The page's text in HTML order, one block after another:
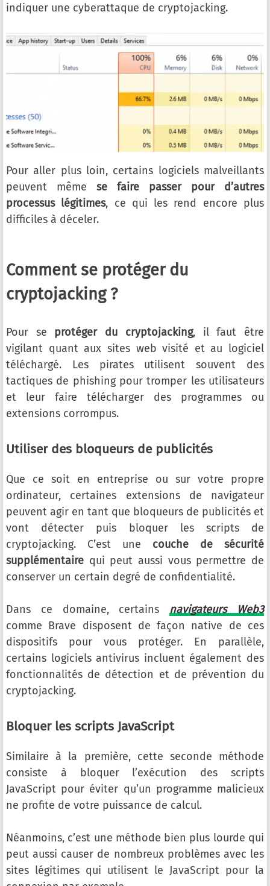
indiquer une cyberattaque de cryptojacking.
Pour aller plus loin, certains logiciels malveillants
peuvent même se faire passer pour d’autres
processus légitimes, ce qui les rend encore plus
difficiles à déceler.
Comment se protéger du
cryptojacking ?
Pour se protéger du cryptojacking, il faut être
vigilant quant aux sites web visité et au logiciel
téléchargé. Les pirates utilisent souvent des
tactiques de phishing pour tromper les utilisateurs
et leur faire télécharger des programmes ou
extensions corrompus.
Utiliser des bloqueurs de publicités
Que ce soit en entreprise ou sur votre propre
ordinateur, certaines extensions de navigateur
peuvent agir en tant que bloqueurs de publicités et
vont détecter puis bloquer les scripts de
cryptojacking. C’est une couche de sécurité
supplémentaire qui peut aussi vous permettre de
conserver un certain degré de confidentialité.
Dans ce domaine, certains navigateurs Web3
comme Brave disposent de façon native de ces
dispositifs pour vous protéger. En parallèle,
certains logiciels antivirus incluent également des
fonctionnalités de détection et de prévention du
cryptojacking.
Bloquer les scripts JavaScript
Similaire à la première, cette seconde méthode
consiste à bloquer l’exécution des scripts
JavaScript pour éviter qu’un programme malicieux
ne profite de votre puissance de calcul.
Néanmoins, c’est une méthode bien plus lourde qui
peut aussi causer de nombreux problèmes avec les
sites légitimes qui utilisent le JavaScript pour la